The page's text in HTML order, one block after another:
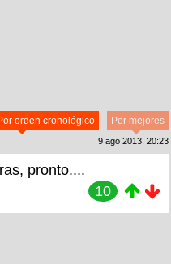
Por mejores
orden cronológico
9 ago 2013, 20:23
pronto....
10